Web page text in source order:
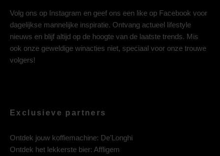
Volg ons op Instagram en geef ons een like op Facebook voor
dagelijkse mannelijke inspiratie. Ontvang actueel lifestyle
nieuws en blijf altijd op de hoogte van de laatste trends. Mis
ook onze geweldige winacties niet, speciaal voor onze trouwe
volgers!
Exclusieve partners
Ontdek jouw koffiemachine: De’Longhi
Ontdek het lekkerste bier: Affligem